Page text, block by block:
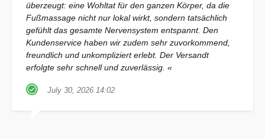
überzeugt: eine Wohltat für den ganzen Körper, da die
Fußmassage nicht nur lokal wirkt, sondern tatsächlich
gefühlt das gesamte Nervensystem entspannt. Den
Kundenservice haben wir zudem sehr zuvorkommend,
freundlich und unkompliziert erlebt. Der Versandt
erfolgte sehr schnell und zuverlässig. «
July 30, 2026 14:02